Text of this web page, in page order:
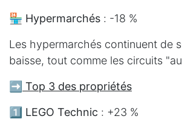
🏪 Hypermarchés : -18 %
Les hypermarchés continuent de
baisse, tout comme les circuits
➡️ Top 3 des propriétés
1️⃣ LEGO Technic : +23 %